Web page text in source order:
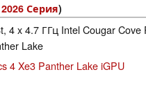
Серия)
4 x 4.7 ГГц Intel Cougar
Lake
4 Xe3 Panther Lake iGPU